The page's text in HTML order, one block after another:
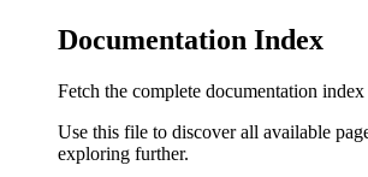
Documentation Index
Fetch the complete documentation index
Use this file to discover all available
exploring further.